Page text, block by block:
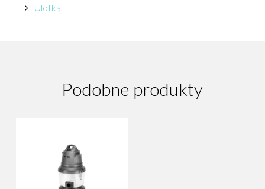
Ulotka
Podobne produkty